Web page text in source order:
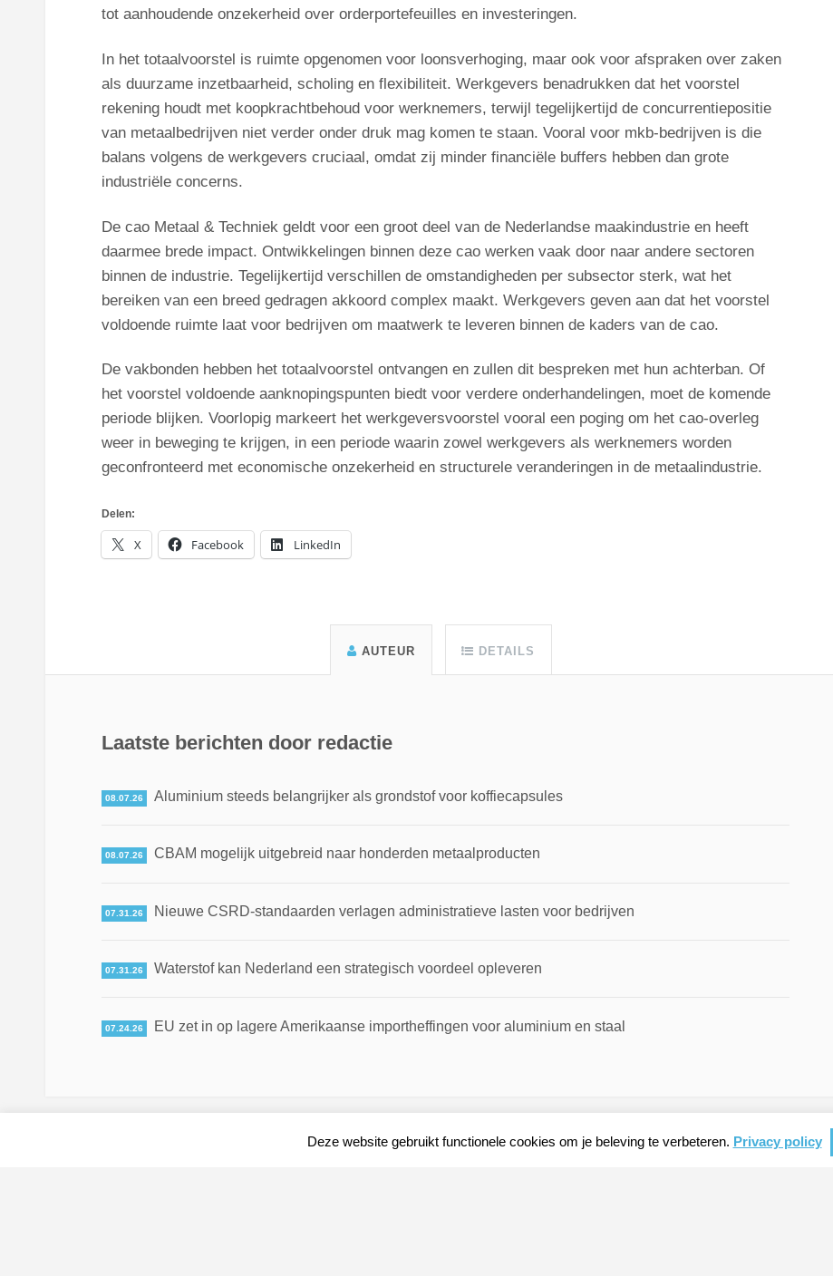
tot aanhoudende onzekerheid over orderportefeuilles en investeringen.
In het totaalvoorstel is ruimte opgenomen voor loonsverhoging, maar ook voor afspraken over zaken
als duurzame inzetbaarheid, scholing en flexibiliteit. Werkgevers benadrukken dat het voorstel
rekening houdt met koopkrachtbehoud voor werknemers, terwijl tegelijkertijd de concurrentiepositie
van metaalbedrijven niet verder onder druk mag komen te staan. Vooral voor mkb-bedrijven is die
balans volgens de werkgevers cruciaal, omdat zij minder financiële buffers hebben dan grote
industriële concerns.
De cao Metaal & Techniek geldt voor een groot deel van de Nederlandse maakindustrie en heeft
daarmee brede impact. Ontwikkelingen binnen deze cao werken vaak door naar andere sectoren
binnen de industrie. Tegelijkertijd verschillen de omstandigheden per subsector sterk, wat het
bereiken van een breed gedragen akkoord complex maakt. Werkgevers geven aan dat het voorstel
voldoende ruimte laat voor bedrijven om maatwerk te leveren binnen de kaders van de cao.
De vakbonden hebben het totaalvoorstel ontvangen en zullen dit bespreken met hun achterban. Of
het voorstel voldoende aanknopingspunten biedt voor verdere onderhandelingen, moet de komende
periode blijken. Voorlopig markeert het werkgeversvoorstel vooral een poging om het cao-overleg
weer in beweging te krijgen, in een periode waarin zowel werkgevers als werknemers worden
geconfronteerd met economische onzekerheid en structurele veranderingen in de metaalindustrie.
Delen:
X Facebook LinkedIn
AUTEUR DETAILS
Laatste berichten door redactie
08.07.26 Aluminium steeds belangrijker als grondstof voor koffiecapsules
08.07.26 CBAM mogelijk uitgebreid naar honderden metaalproducten
07.31.26 Nieuwe CSRD-standaarden verlagen administratieve lasten voor bedrijven
07.31.26 Waterstof kan Nederland een strategisch voordeel opleveren
07.24.26 EU zet in op lagere Amerikaanse importheffingen voor aluminium en staal
Deze website gebruikt functionele cookies om je beleving te verbeteren. Privacy policy